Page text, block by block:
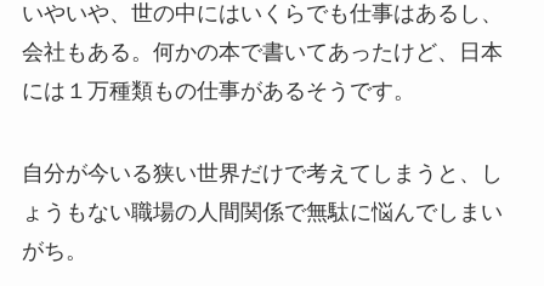
いやいや、世の中にはいくらでも仕事はあるし、
会社もある。何かの本で書いてあったけど、日本
には１万種類もの仕事があるそうです。
自分が今いる狭い世界だけで考えてしまうと、し
ょうもない職場の人間関係で無駄に悩んでしまい
がち。